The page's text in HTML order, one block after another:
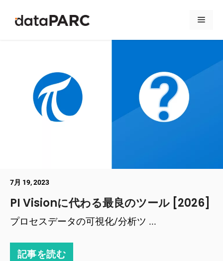
メニ
7月 19, 2023
PI Visionに代わる最良のツール [2026]
プロセスデータの可視化/分析ツ ...
記事を読む